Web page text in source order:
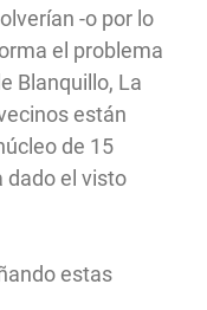
-o por lo
el problema
Blanquillo, La
están
de 15
dado el visto
estas